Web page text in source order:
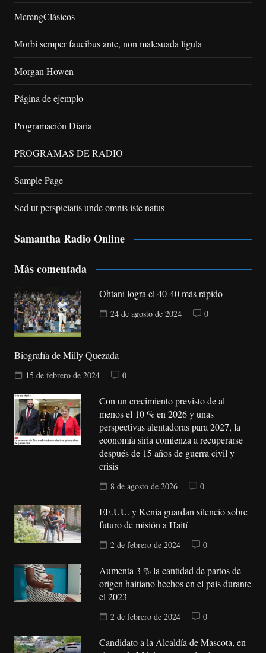
MerengClásicos
Morbi semper faucibus ante, non malesuada ligula
Morgan Howen
Página de ejemplo
Programación Diaria
PROGRAMAS DE RADIO
Sample Page
Sed ut perspiciatis unde omnis iste natus
Samantha Radio Online
Más comentada
Ohtani logra el 40-40 más rápido
24 de agosto de 2024 0
Biografía de Milly Quezada
15 de febrero de 2024 0
Con un crecimiento previsto de al
menos el 10 % en 2026 y unas
perspectivas alentadoras para 2027, la
economía siria comienza a recuperarse
después de 15 años de guerra civil y
crisis
8 de agosto de 2026 0
EE.UU. y Kenia guardan silencio sobre
futuro de misión a Haití
2 de febrero de 2024 0
Aumenta 3 % la cantidad de partos de
origen haitiano hechos en el país durante
el 2023
2 de febrero de 2024 0
Candidato a la Alcaldía de Mascota, en